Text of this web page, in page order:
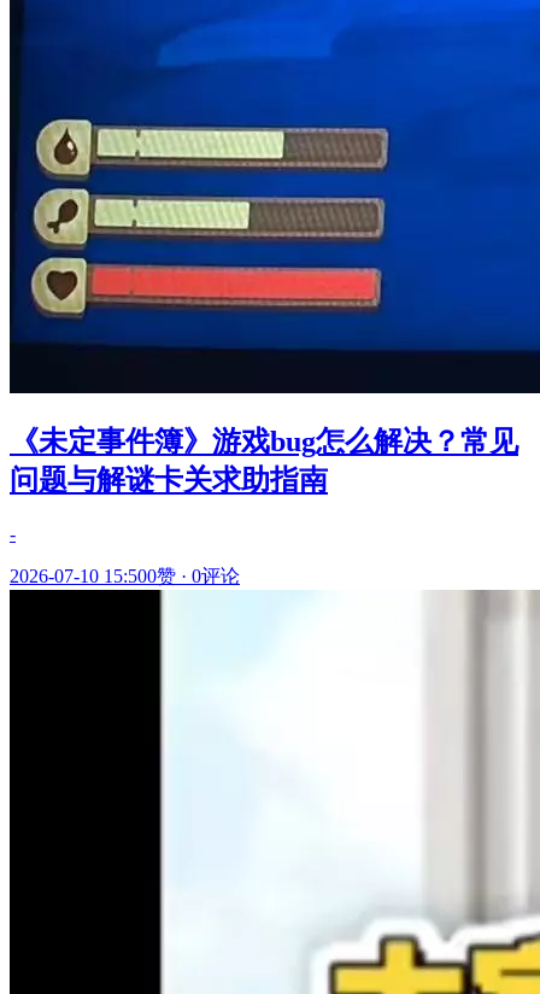
《未定事件簿》游戏bug怎么解决？常见
问题与解谜卡关求助指南
-
2026-07-10 15:500赞 · 0评论